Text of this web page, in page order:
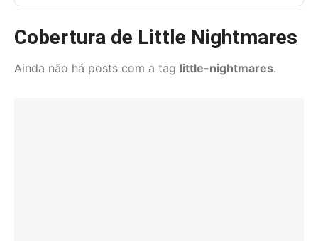
Cobertura de Little Nightmares
Ainda não há posts com a tag little-nightmares.